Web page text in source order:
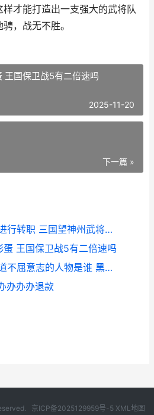
才能打造出一支强大的武将队
，战无不胜。
王国保卫战5有二倍速吗
2025-11-20
下一篇 »
三国望神州武将如何进行转职 三国望神州武将立绘
王国保卫战5有二倍速吗
黑色四叶草魔法帝之道不屈意志的人物是谁 黑色四叶草魔法帝之剑官网
办办办退款
京ICP备2025129959号-5 XML地图